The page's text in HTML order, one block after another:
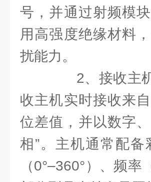
号，并通过射频模
用高强度绝缘材料
扰能力。
2、接收主机
收主机实时接收来
位差值，并以数字
相”。主机通常配
（0°–360°）、频